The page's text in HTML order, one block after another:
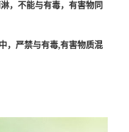
，不能与有毒，有害物同
，严禁与有毒,有害物质混